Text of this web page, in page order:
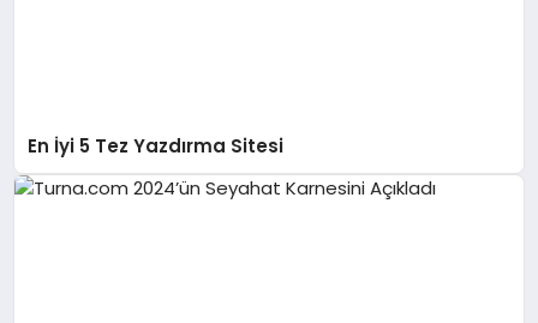
En İyi 5 Tez Yazdırma Sitesi